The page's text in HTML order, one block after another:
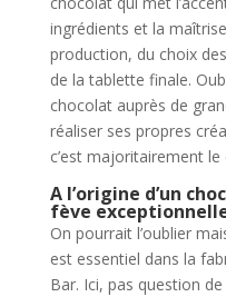
ingrédients et la
production, du choix
de la tablette finale.
chocolat auprès de
réaliser ses propres
c’est majoritairement le
A l’origine d’un
fève
On pourrait l’oublier
est essentiel dans la
Bar. Ici, pas question